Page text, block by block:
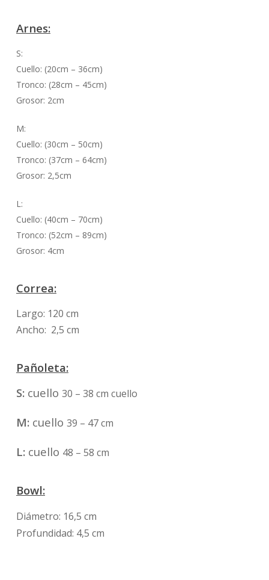
Arnes:
S:
Cuello: (20cm – 36cm)
Tronco: (28cm – 45cm)
Grosor: 2cm
M:
Cuello: (30cm – 50cm)
Tronco: (37cm – 64cm)
Grosor: 2,5cm
L:
Cuello: (40cm – 70cm)
Tronco: (52cm – 89cm)
Grosor: 4cm
Correa:
Largo: 120 cm
Ancho: 2,5 cm
Pañoleta:
S: cuello 30 – 38 cm cuello
M: cuello 39 – 47 cm
L: cuello 48 – 58 cm
Bowl:
Diámetro: 16,5 cm
Profundidad: 4,5 cm